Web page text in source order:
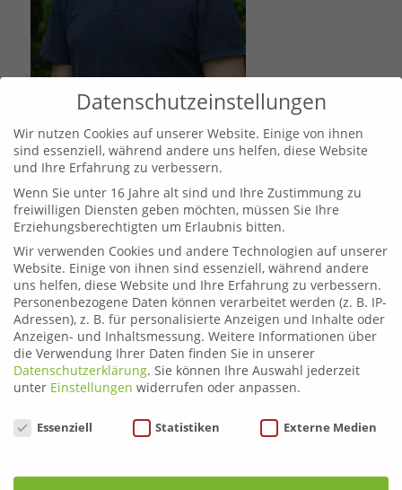
Leoben
Telefon: 03842 44254
Email:fahrschule.leoben@plonner.at
Liezen
Telefon:03612 21222
Email:fahrschule.liezen@plonner.at
Öffnungszeiten
Liezen: Montag bis Donnerstag: 9.00 – 12.00 und 13.00 –
Freitag: 9.00 – 12.00 und 13.00 – 15.00 Uhr
Datenschutzeinstellungen
Wir nutzen Cookies auf unserer Website. Einige von ihnen
sind essenziell, während andere uns helfen, diese Website
und Ihre Erfahrung zu verbessern.
Wenn Sie unter 16 Jahre alt sind und Ihre Zustimmung zu
freiwilligen Diensten geben möchten, müssen Sie Ihre
Erziehungsberechtigten um Erlaubnis bitten.
Wir verwenden Cookies und andere Technologien auf unserer
Website. Einige von ihnen sind essenziell, während andere
uns helfen, diese Website und Ihre Erfahrung zu verbessern.
Personenbezogene Daten können verarbeitet werden (z. B. IP-
Adressen), z. B. für personalisierte Anzeigen und Inhalte oder
Anzeigen- und Inhaltsmessung. Weitere Informationen über
die Verwendung Ihrer Daten finden Sie in unserer
Datenschutzerklärung. Sie können Ihre Auswahl jederzeit
unter Einstellungen widerrufen oder anpassen.
Datenschutzeinstellungen
Essenziell Statistiken Externe Medien